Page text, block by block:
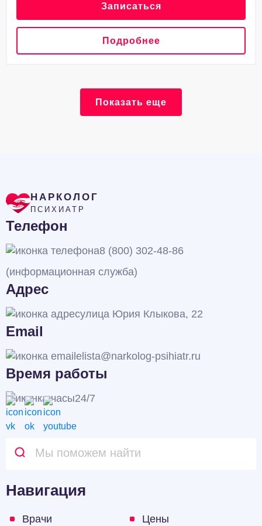
Записаться
Подробнее
Показать еще
НАРКОЛОГ
ПСИХИАТР
Телефон
8 (800) 302-48-86
(информационная служба)
Адрес
улица Юрия Клыкова, 22
Email
elista@narkolog-psihiatr.ru
Время работы
24/7
Навигация
Врачи
Цены